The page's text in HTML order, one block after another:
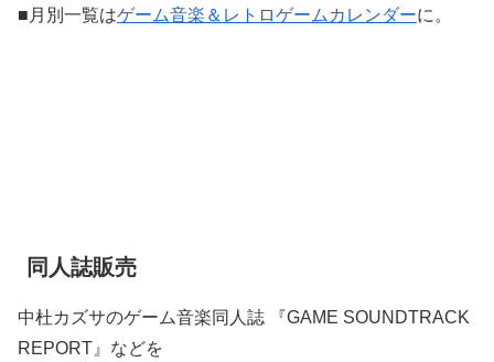
■月別一覧はゲーム音楽＆レトロゲームカレンダーに。
同人誌販売
中杜カズサのゲーム音楽同人誌 『GAME SOUNDTRACK
REPORT』などを